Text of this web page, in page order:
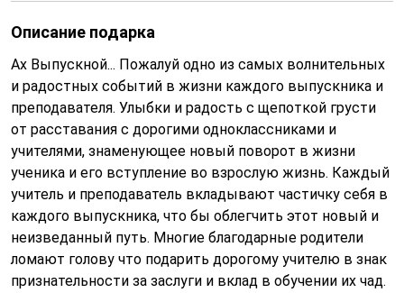
Описание подарка
Ах Выпускной... Пожалуй одно из самых волнительных
и радостных событий в жизни каждого выпускника и
преподавателя. Улыбки и радость с щепоткой грусти
от расставания с дорогими одноклассниками и
учителями, знаменующее новый поворот в жизни
ученика и его вступление во взрослую жизнь. Каждый
учитель и преподаватель вкладывают частичку себя в
каждого выпускника, что бы облегчить этот новый и
неизведанный путь. Многие благодарные родители
ломают голову что подарить дорогому учителю в знак
признательности за заслуги и вклад в обучении их чад.